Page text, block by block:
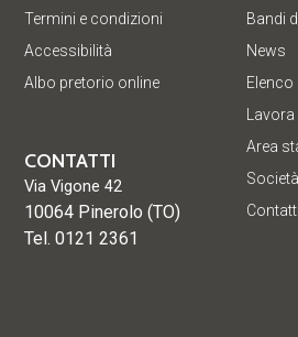
Bandi
News
Area
Contatti
Termini e condizioni
Accessibilità
Albo pretorio online
CONTATTI
Via Vigone 42
10064 Pinerolo (TO)
Tel. 0121 2361